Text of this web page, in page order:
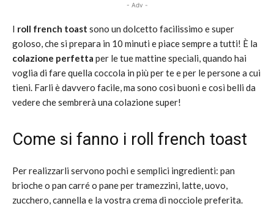
- Adv -
I roll french toast sono un dolcetto facilissimo e super
goloso, che si prepara in 10 minuti e piace sempre a tutti! È la
colazione perfetta per le tue mattine speciali, quando hai
voglia di fare quella coccola in più per te e per le persone a cui
tieni. Farli è davvero facile, ma sono così buoni e così belli da
vedere che sembrerà una colazione super!
Come si fanno i roll french toast
Per realizzarli servono pochi e semplici ingredienti: pan
brioche o pan carré o pane per tramezzini, latte, uovo,
zucchero, cannella e la vostra crema di nocciole preferita.